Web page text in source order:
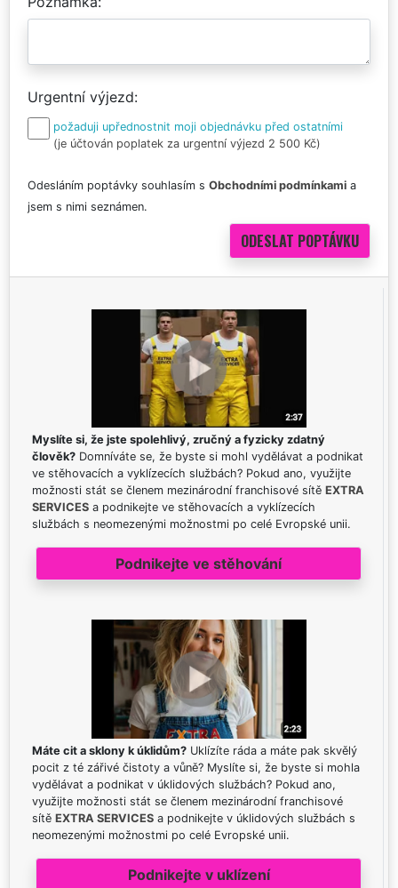
Urgentní výjezd
požaduji upřednostnit moji objednávku před ostatními
(je účtován poplatek za urgentní výjezd 2 500 Kč)
Odesláním poptávky souhlasím s Obchodními podmínkami a
jsem s nimi seznámen.
Myslíte si, že jste spolehlivý, zručný a fyzicky zdatný
člověk? Domníváte se, že byste si mohl vydělávat a podnikat
ve stěhovacích a vyklízecích službách? Pokud ano, využijte
možnosti stát se členem mezinárodní franchisové sítě EXTRA
SERVICES a podnikejte ve stěhovacích a vyklízecích
službách s neomezenými možnostmi po celé Evropské unii.
Podnikejte ve stěhování
Máte cit a sklony k úklidům? Uklízíte ráda a máte pak skvělý
pocit z té zářivé čistoty a vůně? Myslíte si, že byste si mohla
vydělávat a podnikat v úklidových službách? Pokud ano,
využijte možnosti stát se členem mezinárodní franchisové
sítě EXTRA SERVICES a podnikejte v úklidových službách s
neomezenými možnostmi po celé Evropské unii.
Podnikejte v uklízení